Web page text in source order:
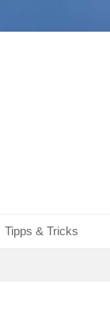
Tipps & Tricks